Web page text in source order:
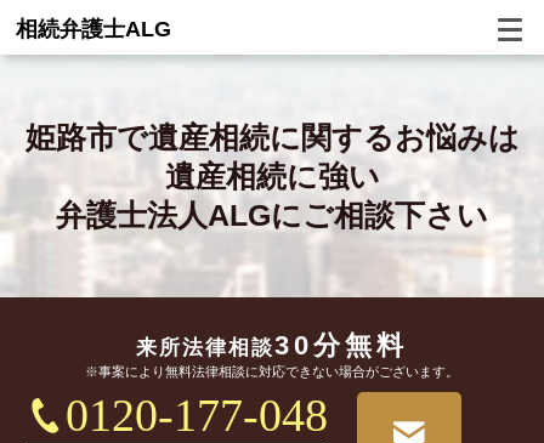
相続弁護士ALG
姫路市で遺産相続に関するお悩みは
遺産相続に強い
弁護士法人ALGにご相談下さい
来所法律相談30分無料
※事案により無料法律相談に対応できない場合がございます。
0120-177-048